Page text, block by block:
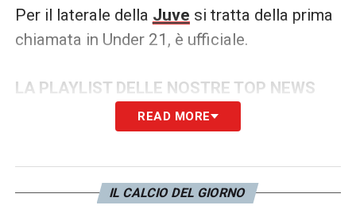
Per il laterale della Juve si tratta della prima
chiamata in Under 21, è ufficiale.
LA PLAYLIST DELLE NOSTRE TOP NEWS
READ MORE
IL CALCIO DEL GIORNO